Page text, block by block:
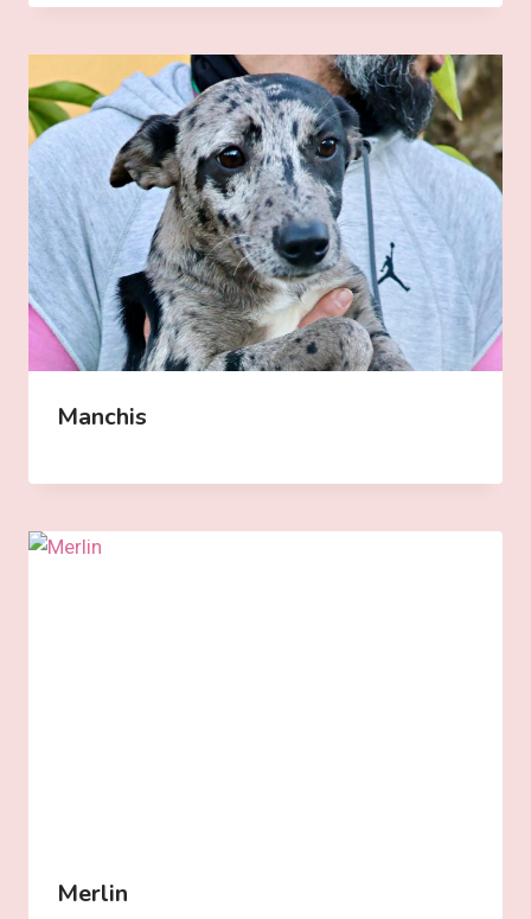
Manchis
Merlin